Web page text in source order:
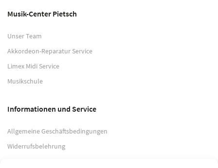
Musik-Center Pietsch
Unser Team
Akkordeon-Reparatur Service
Limex Midi Service
Musikschule
Informationen und Service
Allgemeine Geschäftsbedingungen
Widerrufsbelehrung